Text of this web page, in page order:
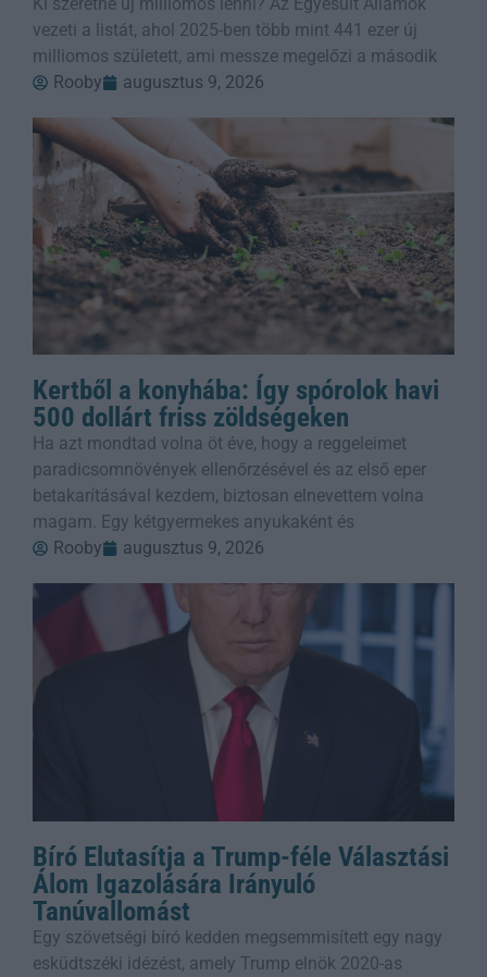
vezeti a listát, ahol 2025-ben több mint 441 ezer új
milliomos született, ami messze megelőzi a második
Rooby
augusztus 9, 2026
Kertből a konyhába: Így spórolok havi
500 dollárt friss zöldségeken
Ha azt mondtad volna öt éve, hogy a reggeleimet
paradicsomnövények ellenőrzésével és az első eper
betakarításával kezdem, biztosan elnevettem volna
magam. Egy kétgyermekes anyukaként és
Rooby
augusztus 9, 2026
Bíró Elutasítja a Trump-féle Választási
Álom Igazolására Irányuló
Tanúvallomást
Egy szövetségi bíró kedden megsemmisített egy nagy
esküdtszéki idézést, amely Trump elnök 2020-as